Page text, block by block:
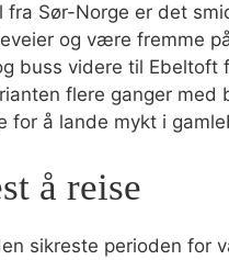
fra Sør-Norge er det
og være fremme
buss videre til
flere ganger
for å lande mykt i
å reise
sikreste perioden for